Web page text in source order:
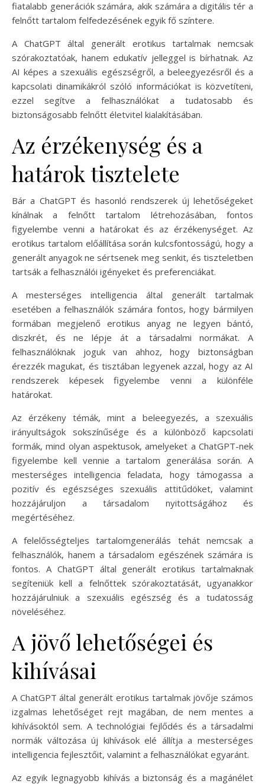
fiatalabb generációk számára, akik számára a digitális tér a
felnőtt tartalom felfedezésének egyik fő színtere.
A ChatGPT által generált erotikus tartalmak nemcsak
szórakoztatóak, hanem edukatív jelleggel is bírhatnak. Az
AI képes a szexuális egészségről, a beleegyezésről és a
kapcsolati dinamikákról szóló információkat is közvetíteni,
ezzel segítve a felhasználókat a tudatosabb és
biztonságosabb felnőtt életvitel kialakításában.
Az érzékenység és a
határok tisztelete
Bár a ChatGPT és hasonló rendszerek új lehetőségeket
kínálnak a felnőtt tartalom létrehozásában, fontos
figyelembe venni a határokat és az érzékenységet. Az
erotikus tartalom előállítása során kulcsfontosságú, hogy a
generált anyagok ne sértsenek meg senkit, és tiszteletben
tartsák a felhasználói igényeket és preferenciákat.
A mesterséges intelligencia által generált tartalmak
esetében a felhasználók számára fontos, hogy bármilyen
formában megjelenő erotikus anyag ne legyen bántó,
diszkrét, és ne lépje át a társadalmi normákat. A
felhasználóknak joguk van ahhoz, hogy biztonságban
érezzék magukat, és tisztában legyenek azzal, hogy az AI
rendszerek képesek figyelembe venni a különféle
határokat.
Az érzékeny témák, mint a beleegyezés, a szexuális
irányultságok sokszínűsége és a különböző kapcsolati
formák, mind olyan aspektusok, amelyeket a ChatGPT-nek
figyelembe kell vennie a tartalom generálása során. A
mesterséges intelligencia feladata, hogy támogassa a
pozitív és egészséges szexuális attitűdöket, valamint
hozzájáruljon a társadalom nyitottságához és
megértéséhez.
A felelősségteljes tartalomgenerálás tehát nemcsak a
felhasználók, hanem a társadalom egészének számára is
fontos. A ChatGPT által generált erotikus tartalmaknak
segíteniük kell a felnőttek szórakoztatását, ugyanakkor
hozzájárulniuk a szexuális egészség és a tudatosság
növeléséhez.
A jövő lehetőségei és
kihívásai
A ChatGPT által generált erotikus tartalmak jövője számos
izgalmas lehetőséget rejt magában, de nem mentes a
kihívásoktól sem. A technológiai fejlődés és a társadalmi
normák változása új kihívások elé állítja a mesterséges
intelligencia fejlesztőit, valamint a felhasználókat egyaránt.
Az egyik legnagyobb kihívás a biztonság és a magánélet